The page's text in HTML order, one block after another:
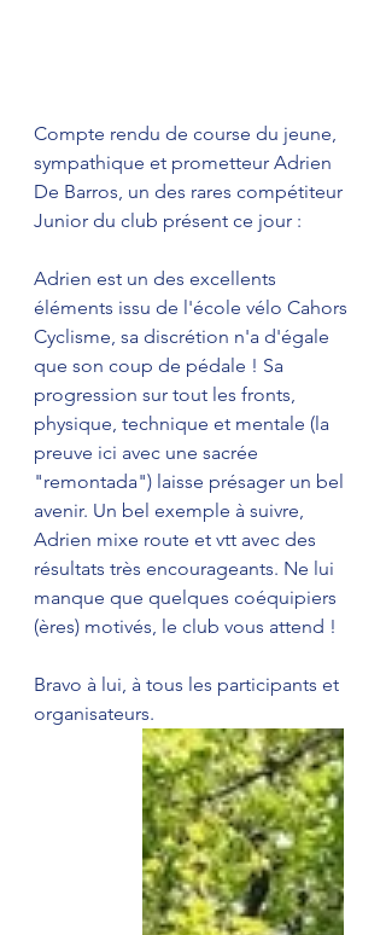
Compte rendu de course du jeune,
sympathique et prometteur Adrien
De Barros, un des rares compétiteur
Junior du club présent ce jour :
Adrien est un des excellents
éléments issu de l'école vélo Cahors
Cyclisme, sa discrétion n'a d'égale
que son coup de pédale ! Sa
progression sur tout les fronts,
physique, technique et mentale (la
preuve ici avec une sacrée
"remontada") laisse présager un bel
avenir. Un bel exemple à suivre,
Adrien mixe route et vtt avec des
résultats très encourageants. Ne lui
manque que quelques coéquipiers
(ères) motivés, le club vous attend !
Bravo à lui, à tous les participants et
organisateurs.